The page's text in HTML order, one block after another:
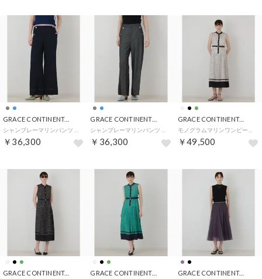
GRACE CONTINENTAL
￥36,300
GRACE CONTINENTAL
￥36,300
GRACE CONTINENTAL
￥49,500
GRACE CONTINENTAL GRACE CONTINENTAL GRACE CONTINENTAL